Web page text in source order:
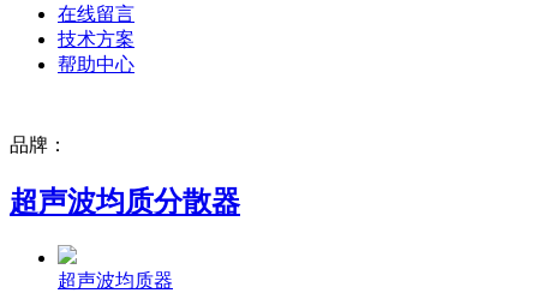
在线留言
技术方案
帮助中心
品牌：
超声波均质分散器
超声波均质器